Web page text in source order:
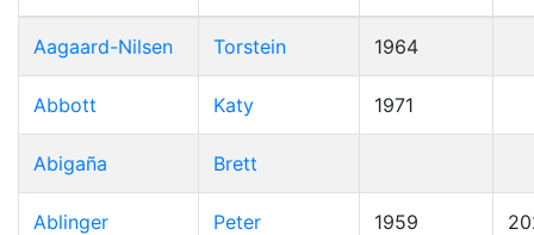
Aagaard-Nilsen Torstein 1964
Abbott Katy 1971
Abigaña Brett
Ablinger Peter 1959